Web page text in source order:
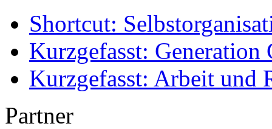
Shortcut:
Kurzgefasst: Generation
Kurzgefasst: Arbeit und
Partner